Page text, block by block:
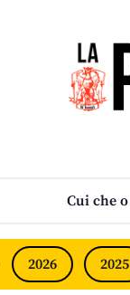
Cui che
2026 2025